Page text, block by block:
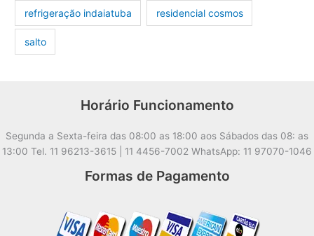
refrigeração indaiatuba residencial cosmos
salto
Horário Funcionamento
Segunda a Sexta-feira das 08:00 as 18:00 aos Sábados das 08: as
13:00 Tel. 11 96213-3615 | 11 4456-7002 WhatsApp: 11 97070-1046
Formas de Pagamento